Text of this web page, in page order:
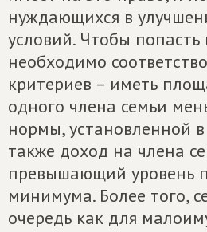
нуждающихся в
условий. Чтобы попасть
необходимо
критериев – иметь
одного члена семьи
нормы, установленной
также доход на члена
превышающий уровень
минимума. Более того,
очередь как для